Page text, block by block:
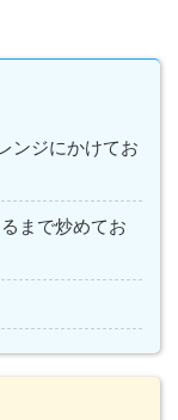
ンジにかけてお
まで炒めてお